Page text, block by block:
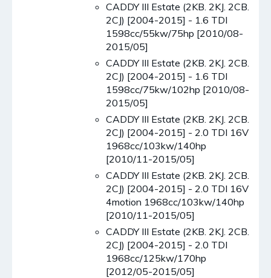
CADDY III Estate (2KB. 2KJ. 2CB.
2CJ) [2004-2015] - 1.6 TDI
1598cc/55kw/75hp [2010/08-
2015/05]
CADDY III Estate (2KB. 2KJ. 2CB.
2CJ) [2004-2015] - 1.6 TDI
1598cc/75kw/102hp [2010/08-
2015/05]
CADDY III Estate (2KB. 2KJ. 2CB.
2CJ) [2004-2015] - 2.0 TDI 16V
1968cc/103kw/140hp
[2010/11-2015/05]
CADDY III Estate (2KB. 2KJ. 2CB.
2CJ) [2004-2015] - 2.0 TDI 16V
4motion 1968cc/103kw/140hp
[2010/11-2015/05]
CADDY III Estate (2KB. 2KJ. 2CB.
2CJ) [2004-2015] - 2.0 TDI
1968cc/125kw/170hp
[2012/05-2015/05]